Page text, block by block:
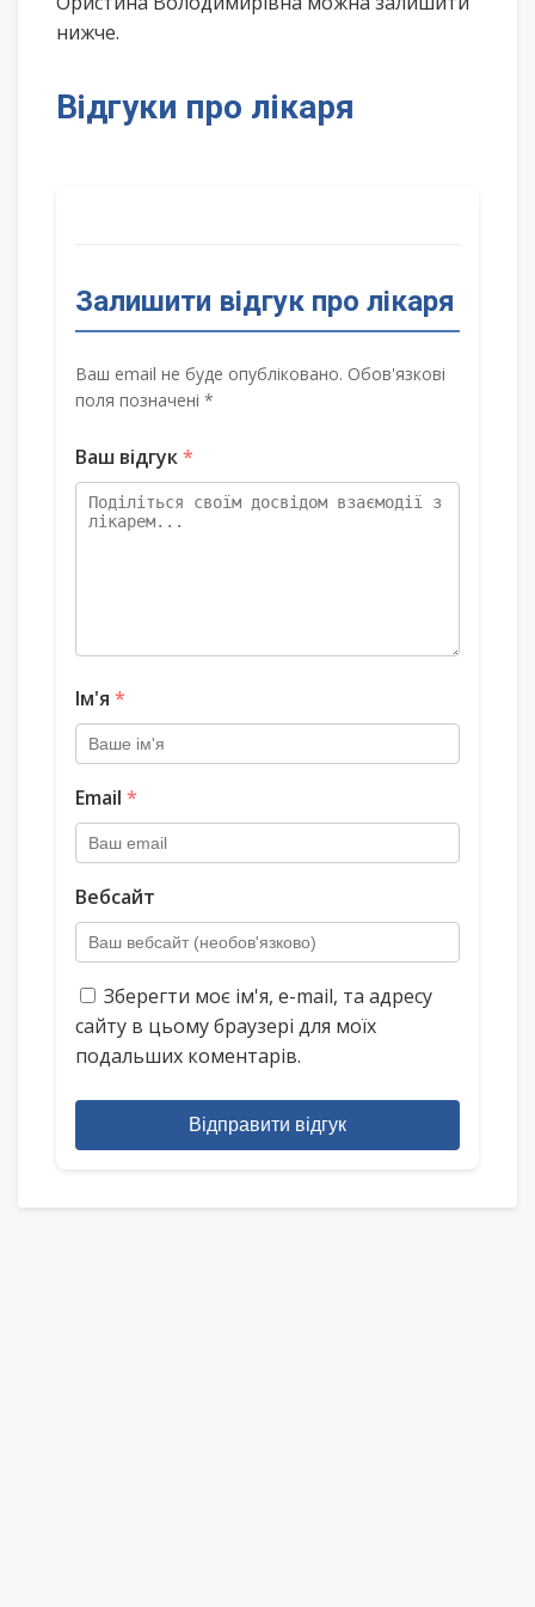
нижче.
Відгуки про лікаря
Залишити відгук про лікаря
Ваш email не буде опубліковано. Обов'язкові
поля позначені *
Ваш відгук*
Ім'я *
Email *
Вебсайт
Зберегти моє ім'я, e-mail, та адресу
сайту в цьому браузері для моїх
подальших коментарів.
Відправити відгук